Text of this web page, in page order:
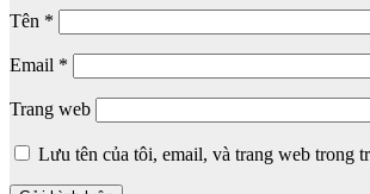
Tên *
Email *
Trang web
Lưu tên của tôi, email, và trang web trong